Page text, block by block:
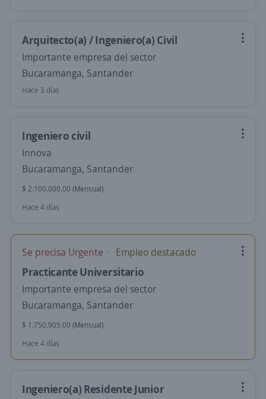
Arquitecto(a) / Ingeniero(a) Civil
Importante empresa del sector
Bucaramanga, Santander
Hace 3 días
Ingeniero civil
Innova
Bucaramanga, Santander
$ 2.100.000,00 (Mensual)
Hace 4 días
Se precisa Urgente Empleo destacado
Practicante Universitario
Importante empresa del sector
Bucaramanga, Santander
$ 1.750.905,00 (Mensual)
Hace 4 días
Ingeniero(a) Residente Junior